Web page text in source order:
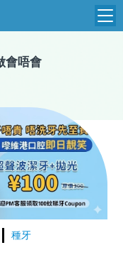
會唔會
種牙